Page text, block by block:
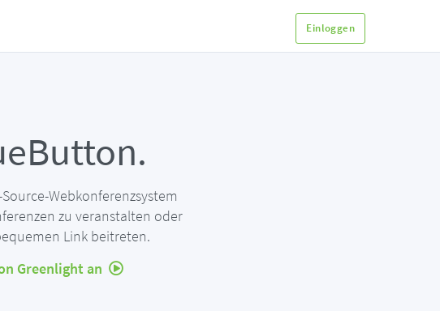
Einloggen
Webkonferenzsystem
zu veranstalten oder
Link beitreten.
Greenlight an